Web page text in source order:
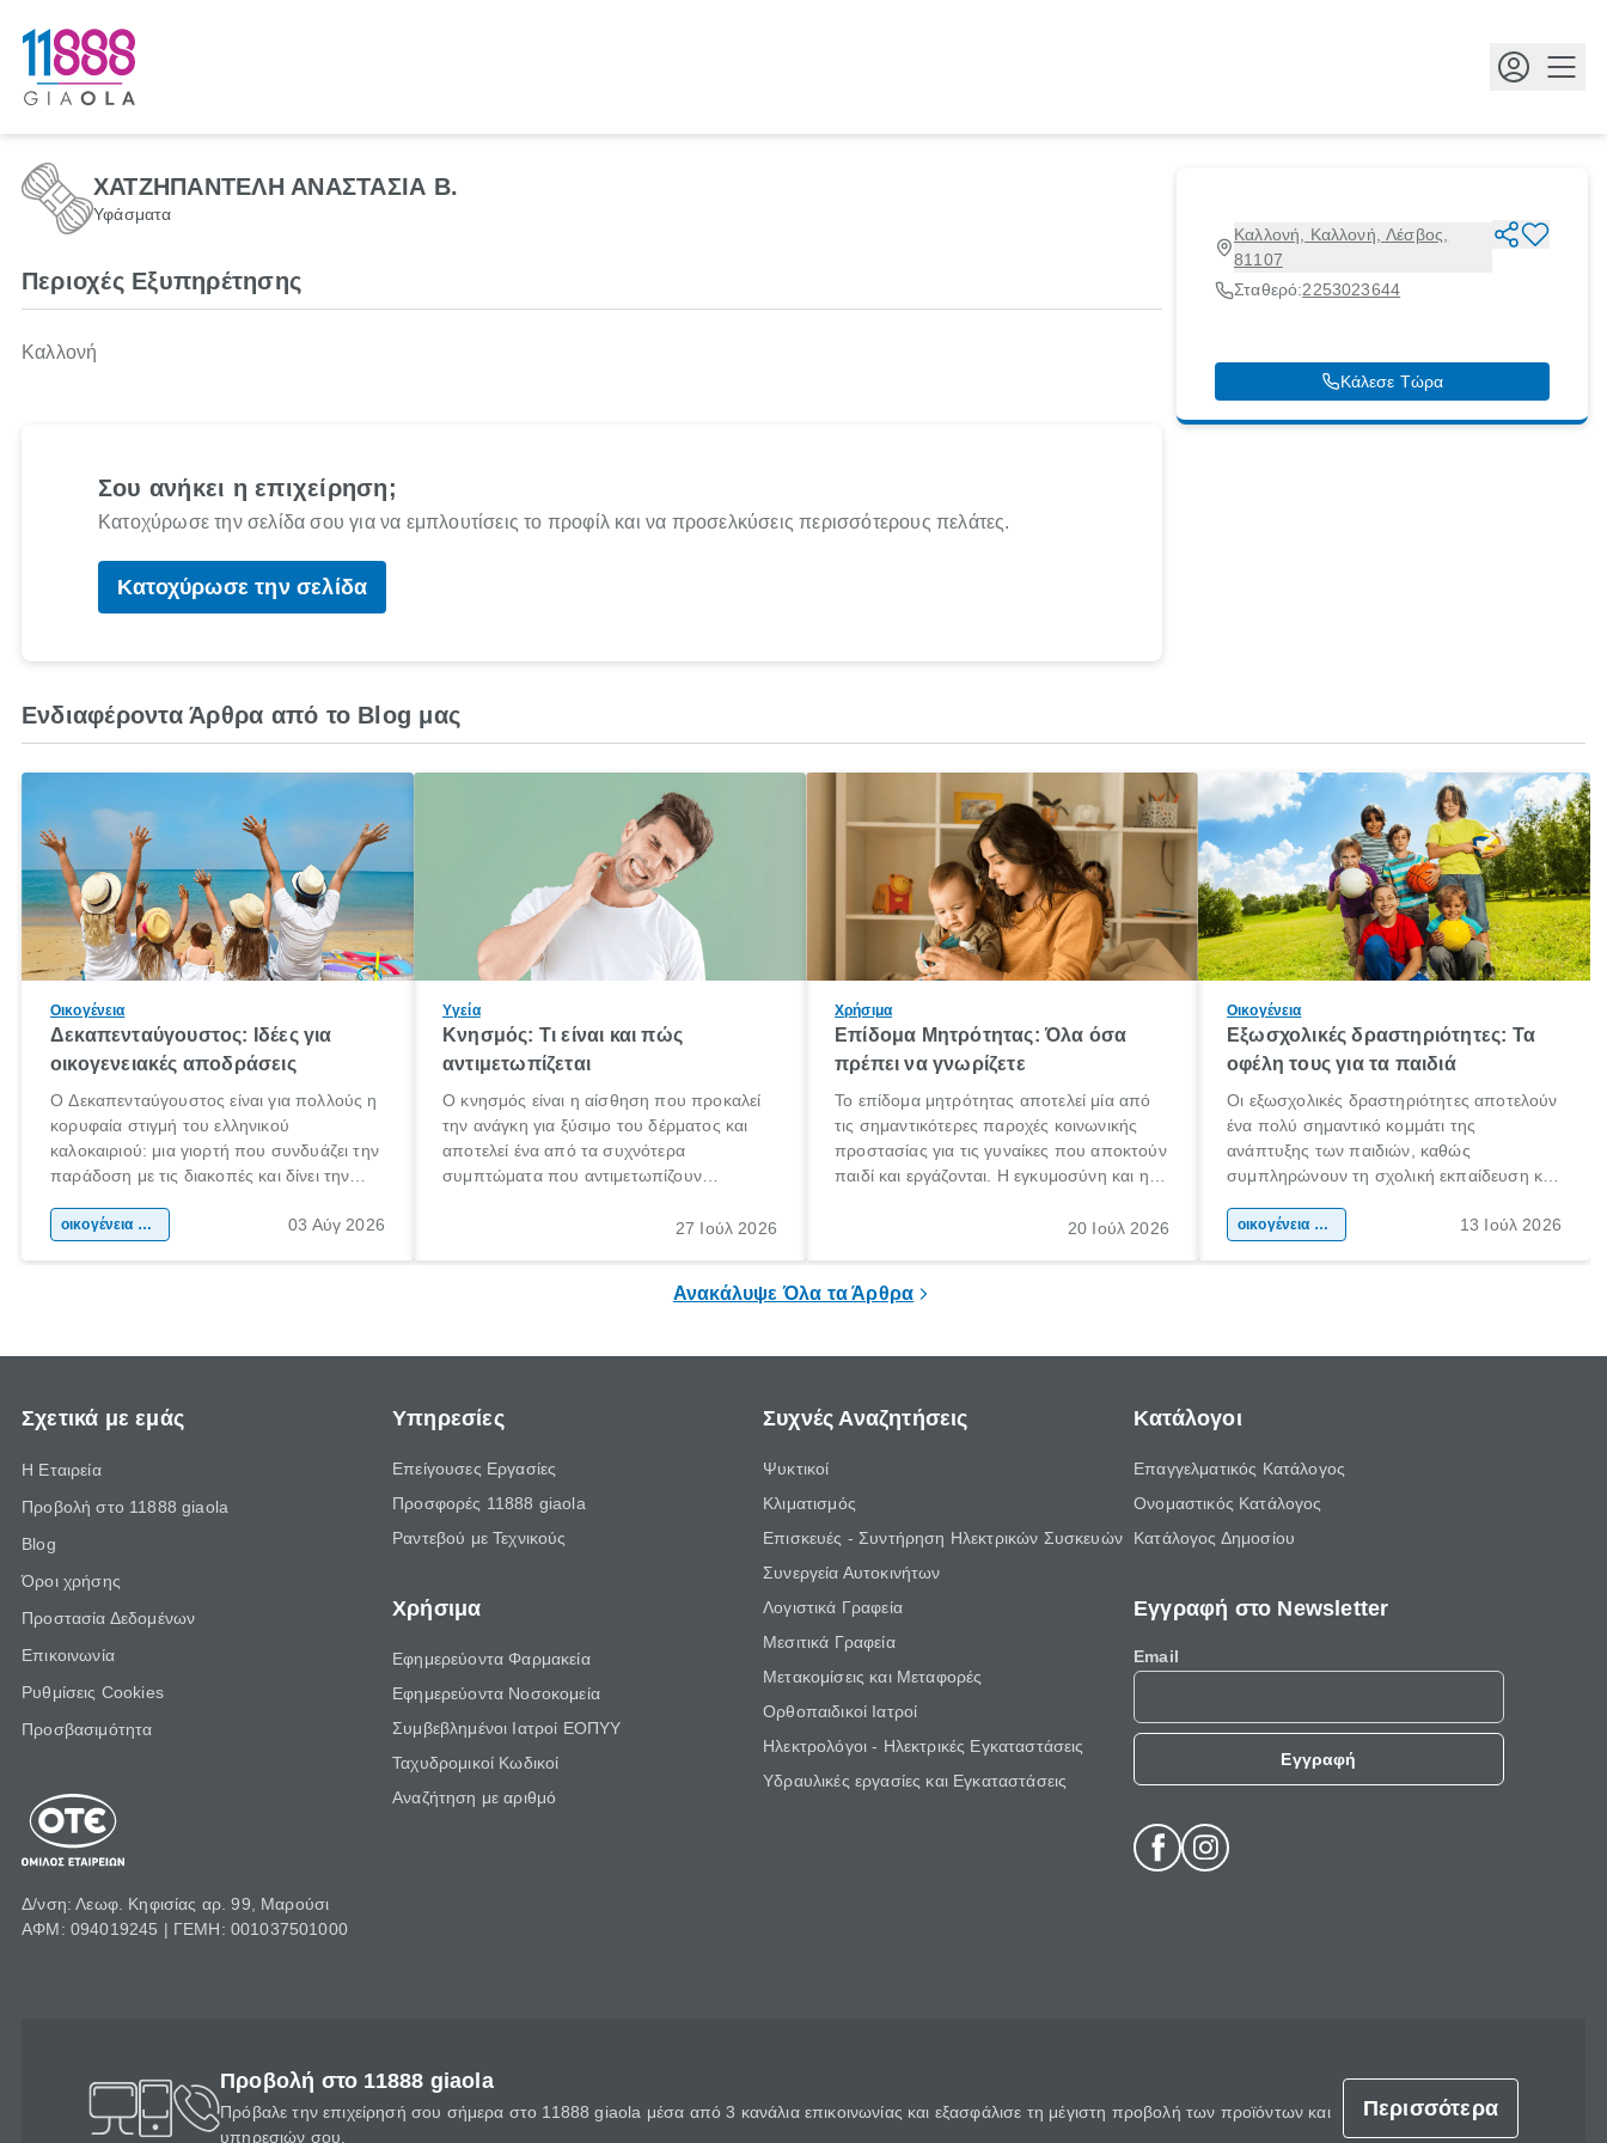
ΧΑΤΖΗΠΑΝΤΕΛΗ ΑΝΑΣΤΑΣΙΑ Β.
Υφάσματα
Καλλονή, Καλλονή, Λέσβος,
81107
Σταθερό:2253023644
Κάλεσε Τώρα
Περιοχές Εξυπηρέτησης
Καλλονή
Σου ανήκει η επιχείρηση;
Κατοχύρωσε την σελίδα σου για να εμπλουτίσεις το προφίλ και να προσελκύσεις περισσότερους πελάτες.
Κατοχύρωσε την σελίδα
Ενδιαφέροντα Άρθρα από το Blog μας
Οικογένεια
Δεκαπενταύγουστος: Ιδέες για
οικογενειακές αποδράσεις
Ο Δεκαπενταύγουστος είναι για πολλούς η
κορυφαία στιγμή του ελληνικού
καλοκαιριού: μια γιορτή που συνδυάζει την
παράδοση με τις διακοπές και δίνει την
χώρας. Είτε πρόκειται για λίγες μέρες
οικογένεια & παιδί 03 Αύγ 2026
Υγεία
Κνησμός: Τι είναι και πώς
αντιμετωπίζεται
Ο κνησμός είναι η αίσθηση που προκαλεί
την ανάγκη για ξύσιμο του δέρματος και
αποτελεί ένα από τα συχνότερα
συμπτώματα που αντιμετωπίζουν
πληροφορίες για το «κνησμός τι είναι»,
27 Ιούλ 2026
Χρήσιμα
Επίδομα Μητρότητας: Όλα όσα
πρέπει να γνωρίζετε
Το επίδομα μητρότητας αποτελεί μία από
τις σημαντικότερες παροχές κοινωνικής
προστασίας για τις γυναίκες που αποκτούν
παιδί και εργάζονται. Η εγκυμοσύνη και η
σημαντική περίοδος στη ζωή κάθε20 Ιούλ 2026
Οικογένεια
Εξωσχολικές δραστηριότητες: Τα
οφέλη τους για τα παιδιά
Οι εξωσχολικές δραστηριότητες αποτελούν
ένα πολύ σημαντικό κομμάτι της
ανάπτυξης των παιδιών, καθώς
συμπληρώνουν τη σχολική εκπαίδευση και
της προσωπικότητας, της κοινωνικότητας
οικογένεια & παιδί 13 Ιούλ 2026
Ανακάλυψε Όλα τα Άρθρα
Σχετικά με εμάς
Η Εταιρεία
Προβολή στο 11888 giaola
Blog
Όροι χρήσης
Προστασία Δεδομένων
Επικοινωνία
Ρυθμίσεις Cookies
Προσβασιμότητα
Δ/νση: Λεωφ. Κηφισίας αρ. 99, Μαρούσι
ΑΦΜ: 094019245 | ΓΕΜΗ: 001037501000
Υπηρεσίες
Επείγουσες Εργασίες
Προσφορές 11888 giaola
Ραντεβού με Τεχνικούς
Χρήσιμα
Εφημερεύοντα Φαρμακεία
Εφημερεύοντα Νοσοκομεία
Συμβεβλημένοι Ιατροί ΕΟΠΥΥ
Ταχυδρομικοί Κωδικοί
Αναζήτηση με αριθμό
Συχνές Αναζητήσεις
Ψυκτικοί
Κλιματισμός
Επισκευές - Συντήρηση Ηλεκτρικών Συσκευών
Συνεργεία Αυτοκινήτων
Λογιστικά Γραφεία
Μεσιτικά Γραφεία
Μετακομίσεις και Μεταφορές
Ορθοπαιδικοί Ιατροί
Ηλεκτρολόγοι - Ηλεκτρικές Εγκαταστάσεις
Υδραυλικές εργασίες και Εγκαταστάσεις
Κατάλογοι
Επαγγελματικός Κατάλογος
Ονομαστικός Κατάλογος
Κατάλογος Δημοσίου
Εγγραφή στο Newsletter
Email
Εγγραφή
Προβολή στο 11888 giaola
Πρόβαλε την επιχείρησή σου σήμερα στο 11888 giaola μέσα από 3 κανάλια επικοινωνίας και εξασφάλισε τη μέγιστη προβολή των προϊόντων και
υπηρεσιών σου.
Περισσότερα